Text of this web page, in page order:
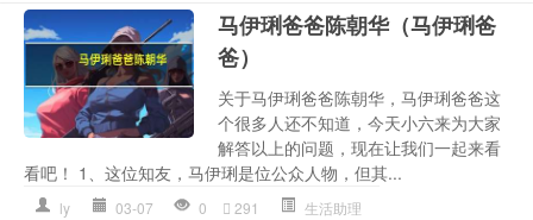
马伊琍爸爸陈朝华（马伊琍爸
爸）
关于马伊琍爸爸陈朝华，马伊琍爸爸这
个很多人还不知道，今天小六来为大家
解答以上的问题，现在让我们一起来看
看吧！ 1、这位知友，马伊琍是位公众人物，但其...
ly 03-07 0 291 生活助理